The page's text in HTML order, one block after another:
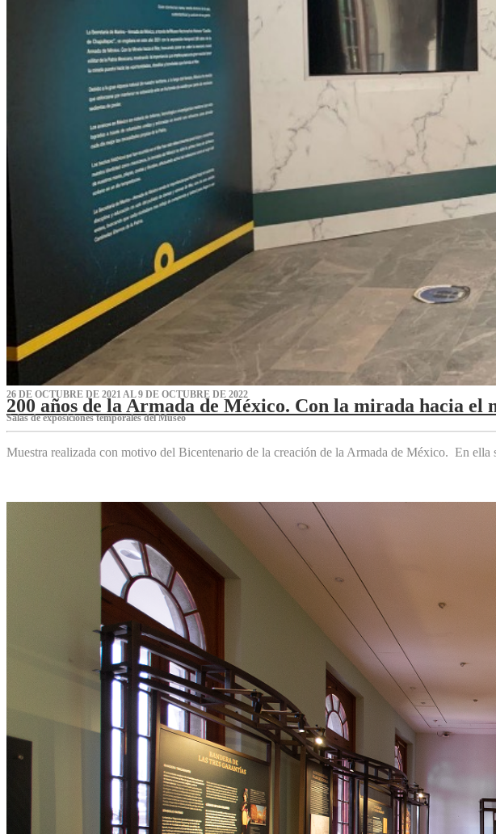
26 DE OCTUBRE DE 2021 AL 9 DE OCTUBRE DE 2022
200 años de la Armada de México. Con la mirada hacia el
Salas de exposiciones temporales del Museo‌
Muestra realizada con motivo del Bicentenario de la creación de la Armada de México. En ella